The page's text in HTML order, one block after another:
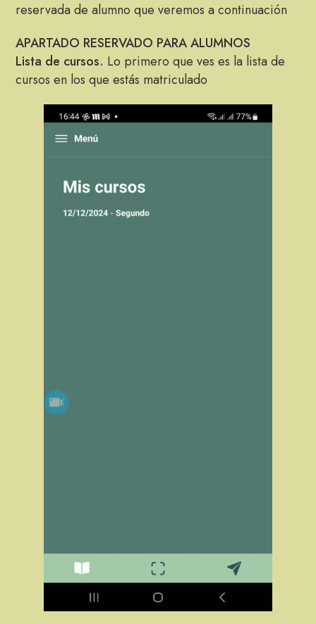
reservada de alumno que veremos a continuación
APARTADO RESERVADO PARA ALUMNOS
Lista de cursos. Lo primero que ves es la lista de
cursos en los que estás matriculado